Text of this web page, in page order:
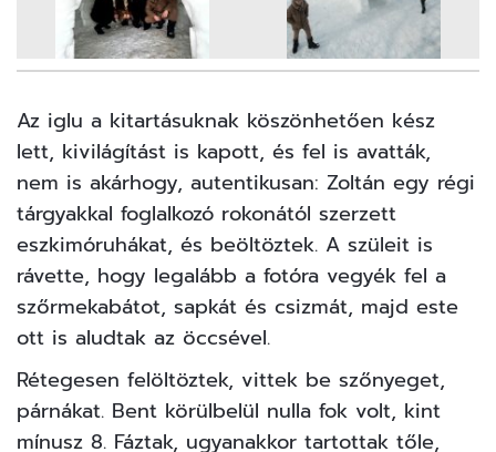
Az iglu a kitartásuknak köszönhetően kész
lett, kivilágítást is kapott, és fel is avatták,
nem is akárhogy, autentikusan: Zoltán egy régi
tárgyakkal foglalkozó rokonától szerzett
eszkimóruhákat, és beöltöztek. A szüleit is
rávette, hogy legalább a fotóra vegyék fel a
szőrmekabátot, sapkát és csizmát, majd este
ott is aludtak az öccsével.
Rétegesen felöltöztek, vittek be szőnyeget,
párnákat. Bent körülbelül nulla fok volt, kint
mínusz 8. Fáztak, ugyanakkor tartottak tőle,